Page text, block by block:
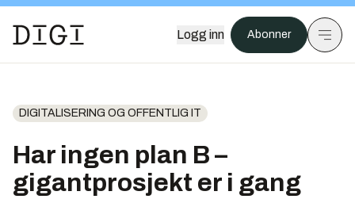
Logg inn Abonner
DIGITALISERING OG OFFENTLIG IT
Har ingen plan B –
gigantprosjekt er i gang